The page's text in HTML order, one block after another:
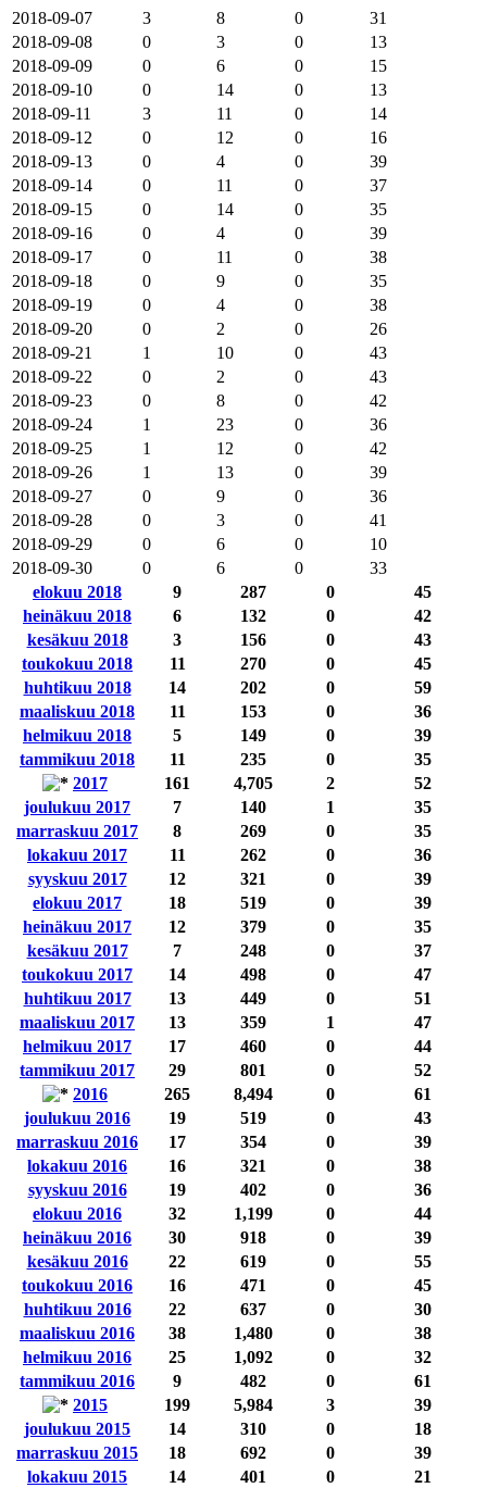
2018-09-07
3 8 0
31
2018-09-08
0 3 0
13
2018-09-09
0 6 0
15
2018-09-10
0 14 0
13
2018-09-11
3 11 0
14
2018-09-12
0 12 0
16
2018-09-13
0 4 0
39
2018-09-14
0 11 0
37
2018-09-15
0 14 0
35
2018-09-16
0 4 0
39
2018-09-17
0 11 0
38
2018-09-18
0 9 0
35
2018-09-19
0 4 0
38
2018-09-20
0 2 0
26
2018-09-21
1 10 0
43
2018-09-22
0 2 0
43
2018-09-23
0 8 0
42
2018-09-24
1 23 0
36
2018-09-25
1 12 0
42
2018-09-26
1 13 0
39
2018-09-27
0 9 0
36
2018-09-28
0 3 0
41
2018-09-29
0 6 0
10
2018-09-30
0 6 0
33
elokuu 2018
9 287 0
45
heinäkuu 2018
6 132 0
42
kesäkuu 2018
3 156 0
43
toukokuu 2018
11 270 0
45
huhtikuu 2018
14 202 0
59
maaliskuu 2018
11 153 0
36
helmikuu 2018
5 149 0
39
tammikuu 2018
11 235 0
35
2017
161 4,705 2
52
joulukuu 2017
7 140 1
35
marraskuu 2017
8 269 0
35
lokakuu 2017
11 262 0
36
syyskuu 2017
12 321 0
39
elokuu 2017
18 519 0
39
heinäkuu 2017
12 379 0
35
kesäkuu 2017
7 248 0
37
toukokuu 2017
14 498 0
47
huhtikuu 2017
13 449 0
51
maaliskuu 2017
13 359 1
47
helmikuu 2017
17 460 0
44
tammikuu 2017
29 801 0
52
2016
265 8,494 0
61
joulukuu 2016
19 519 0
43
marraskuu 2016
17 354 0
39
lokakuu 2016
16 321 0
38
syyskuu 2016
19 402 0
36
elokuu 2016
32 1,199 0
44
heinäkuu 2016
30 918 0
39
kesäkuu 2016
22 619 0
55
toukokuu 2016
16 471 0
45
huhtikuu 2016
22 637 0
30
maaliskuu 2016
38 1,480 0
38
helmikuu 2016
25 1,092 0
32
tammikuu 2016
9 482 0
61
2015
199 5,984 3
39
joulukuu 2015
14 310 0
18
marraskuu 2015
18 692 0
39
lokakuu 2015
14 401 0
21